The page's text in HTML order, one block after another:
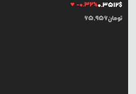
-0.32%0.3512$
65,956تومان